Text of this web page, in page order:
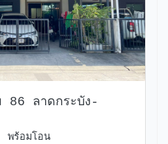
86 ลาดกระบัง-
พร้อมโอน